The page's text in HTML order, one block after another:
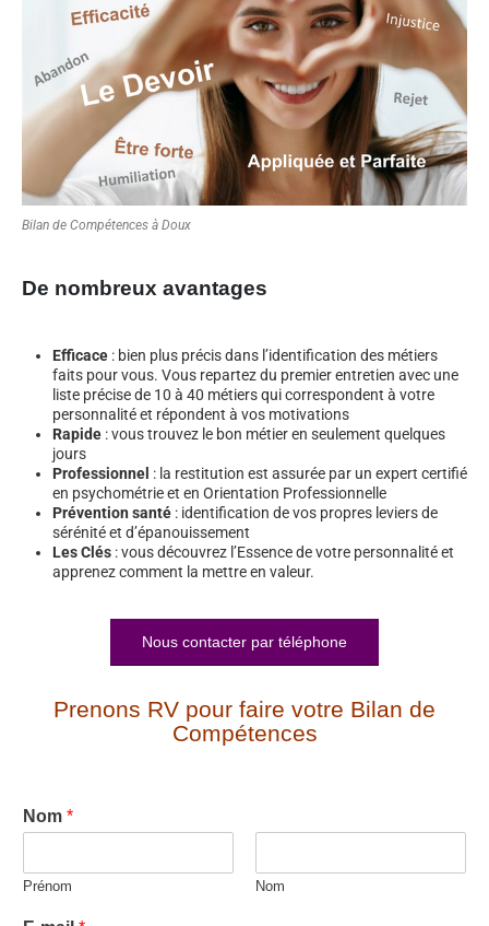
Bilan de Compétences à Doux
De nombreux avantages
Efficace : bien plus précis dans l’identification des métiers
faits pour vous. Vous repartez du premier entretien avec une
liste précise de 10 à 40 métiers qui correspondent à votre
personnalité et répondent à vos motivations
Rapide : vous trouvez le bon métier en seulement quelques
jours
Professionnel : la restitution est assurée par un expert certifié
en psychométrie et en Orientation Professionnelle
Prévention santé : identification de vos propres leviers de
sérénité et d’épanouissement
Les Clés : vous découvrez l’Essence de votre personnalité et
apprenez comment la mettre en valeur.
Nous contacter par téléphone
Prenons RV pour faire votre Bilan de
Compétences
Nom *
Prénom Nom